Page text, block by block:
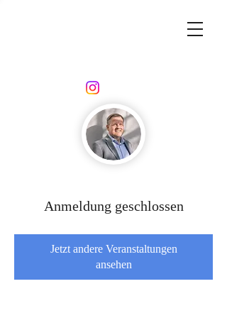
Anmeldung geschlossen
Jetzt andere Veranstaltungen
ansehen